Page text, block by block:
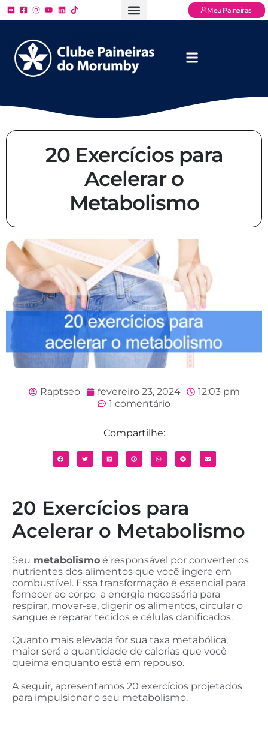
Meu Paineiras
20 Exercícios para
Acelerar o
Metabolismo
Raptseo fevereiro 23, 2024
12:03 pm
1 comentário
Compartilhe:
20 Exercícios para
Acelerar o Metabolismo
Seu metabolismo é responsável por converter os
nutrientes dos alimentos que você ingere em
combustível. Essa transformação é essencial para
fornecer ao corpo a energia necessária para
respirar, mover-se, digerir os alimentos, circular o
sangue e reparar tecidos e células danificados.
Quanto mais elevada for sua taxa metabólica,
maior será a quantidade de calorias que você
queima enquanto está em repouso.
A seguir, apresentamos 20 exercícios projetados
para impulsionar o seu metabolismo.